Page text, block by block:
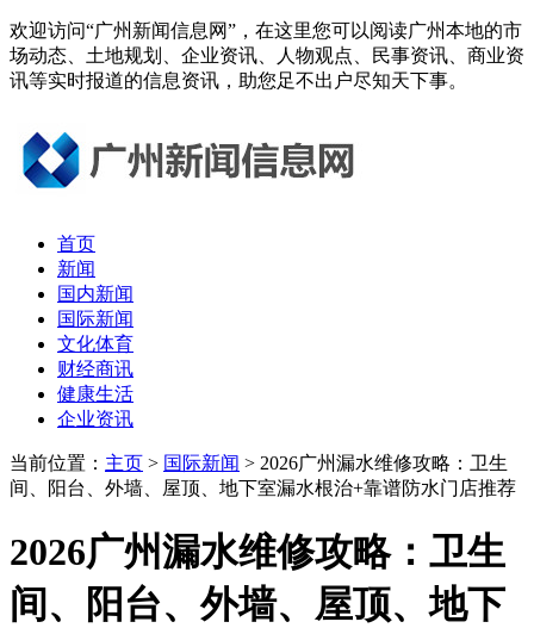
欢迎访问“广州新闻信息网”，在这里您可以阅读广州本地的市
场动态、土地规划、企业资讯、人物观点、民事资讯、商业资
讯等实时报道的信息资讯，助您足不出户尽知天下事。
首页
新闻
国内新闻
国际新闻
文化体育
财经商讯
健康生活
企业资讯
当前位置： 主页 > 国际新闻 > 2026广州漏水维修攻略：卫生
间、阳台、外墙、屋顶、地下室漏水根治+靠谱防水门店推荐
2026广州漏水维修攻略：卫生
间、阳台、外墙、屋顶、地下